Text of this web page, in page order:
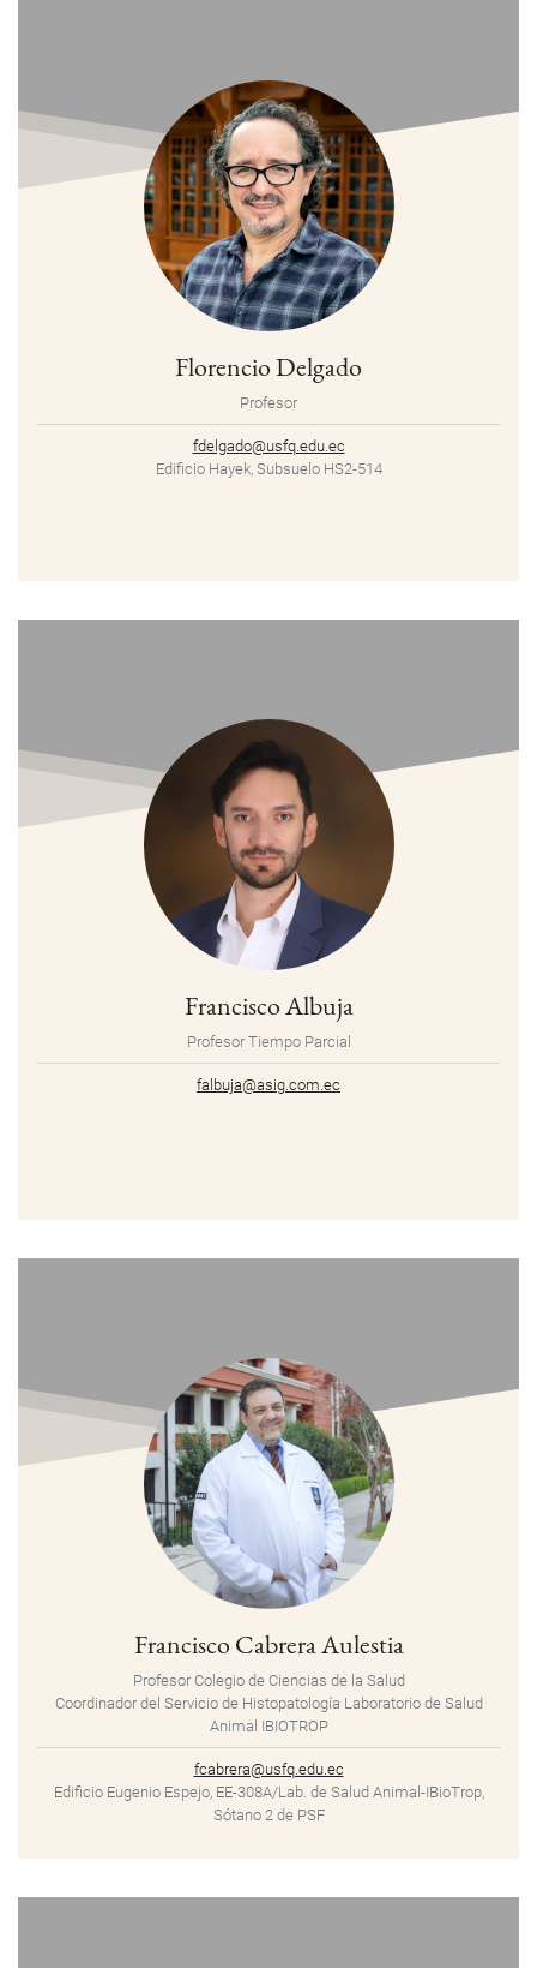
Florencio Delgado
Profesor
fdelgado@usfq.edu.ec
Edificio Hayek, Subsuelo HS2-514
Francisco Albuja
Profesor Tiempo Parcial
falbuja@asig.com.ec
Francisco Cabrera Aulestia
Profesor Colegio de Ciencias de la Salud
Coordinador del Servicio de Histopatología Laboratorio de Salud
Animal IBIOTROP
fcabrera@usfq.edu.ec
Edificio Eugenio Espejo, EE-308A/Lab. de Salud Animal-IBioTrop,
Sótano 2 de PSF